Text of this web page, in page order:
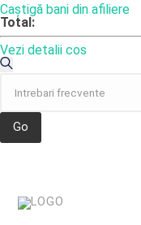
Caștigă bani din afiliere
Total:
Vezi detalii cos